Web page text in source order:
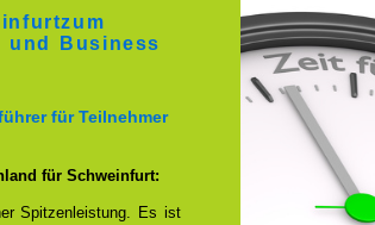
und Business
für Teilnehmer
für Schweinfurt:
Spitzenleistung. Es ist